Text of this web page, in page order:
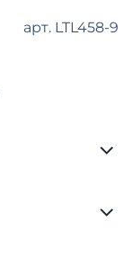
арт. LTL458-9